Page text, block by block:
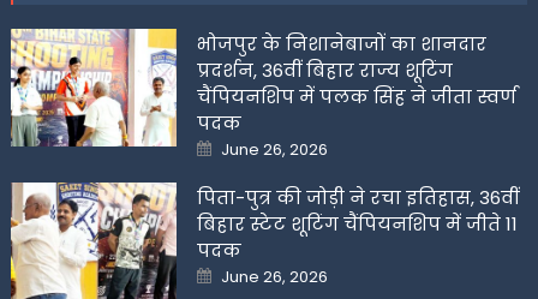
भोजपुर के निशानेबाजों का शानदार
प्रदर्शन, 36वीं बिहार राज्य शूटिंग
चैंपियनशिप में पलक सिंह ने जीता स्वर्ण
पदक
Posted
on
June 26, 2026
पिता-पुत्र की जोड़ी ने रचा इतिहास, 36वीं
बिहार स्टेट शूटिंग चैंपियनशिप में जीते 11
पदक
Posted
on
June 26, 2026